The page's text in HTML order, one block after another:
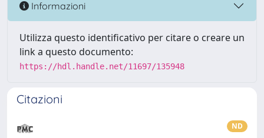
Informazioni
Utilizza questo identificativo per citare o creare un
link a questo documento:
https://hdl.handle.net/11697/135948
Citazioni
ND